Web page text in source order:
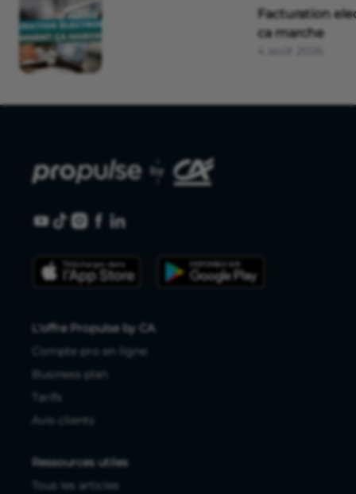
Facturation
ca marche
L'offre Propulse by CA
Compte pro en ligne
Business plan
Tarifs
Avis clients
Ressources utiles
Tous les articles